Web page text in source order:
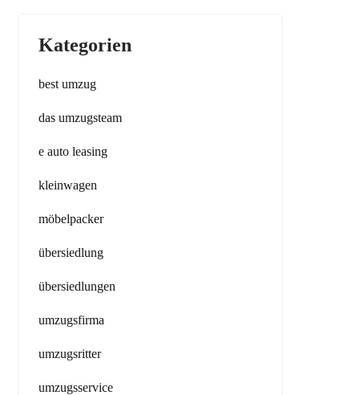
Kategorien
best umzug
das umzugsteam
e auto leasing
kleinwagen
möbelpacker
übersiedlung
übersiedlungen
umzugsfirma
umzugsritter
umzugsservice